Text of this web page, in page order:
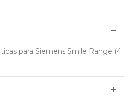
para Siemens Smile Range (4